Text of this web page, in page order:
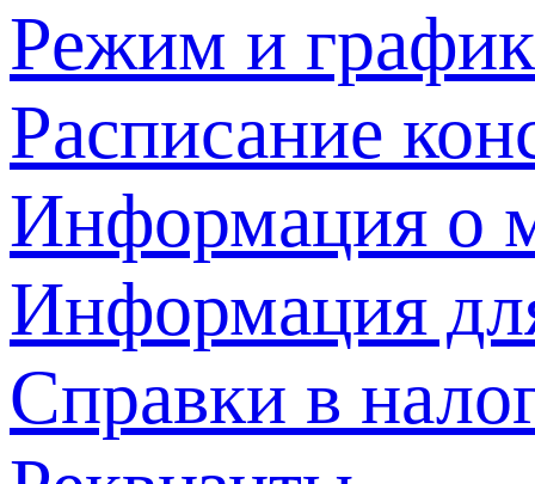
Режим и
Расписание
Информация о
Информация
Справки в